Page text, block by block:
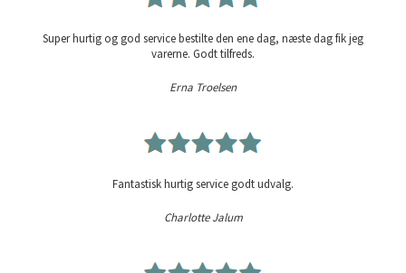
Super hurtig og god service bestilte den ene dag, næste dag fik jeg
varerne. Godt tilfreds.
Erna Troelsen
Fantastisk hurtig service godt udvalg.
Charlotte Jalum